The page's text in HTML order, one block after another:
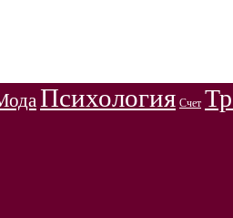
Психология Счет